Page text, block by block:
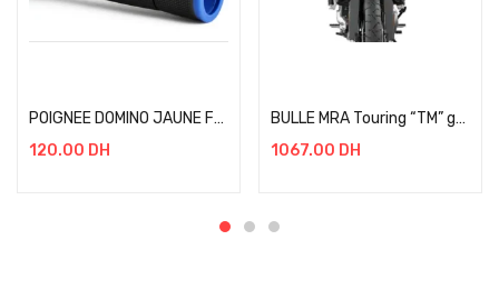
POIGNEE DOMINO JAUNE FLUO/ BLEU /ROUGE
120.00 DH
BULLE MRA Touring “TM” gris fumé, ABE BMW F 850 GS / RALLYE BJ 2021+
1067.00 DH